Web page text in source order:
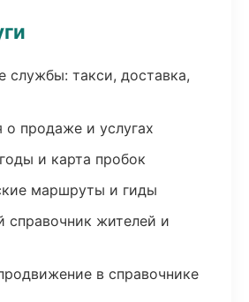
службы: такси, доставка,
о продаже и услугах
и карта пробок
маршруты и гиды
справочник жителей и
в справочнике